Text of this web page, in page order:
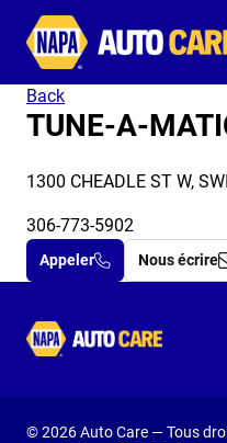
Back
TUNE-A-
1300 CHEADLE ST W,
306-773-5902
Appeler Nous écrire
Autocare
© 2026 Auto Care — Tous